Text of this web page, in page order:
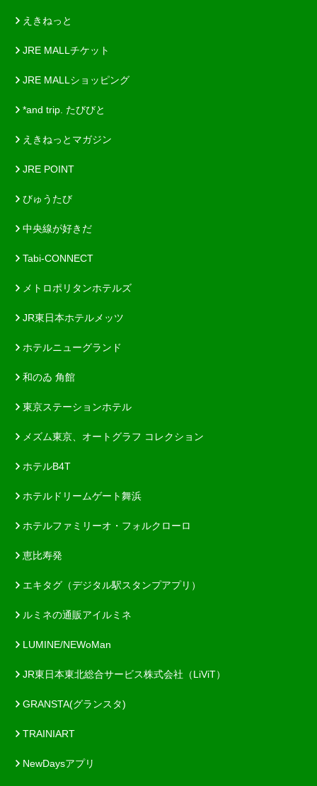
えきねっと
JRE MALLチケット
JRE MALLショッピング
*and trip. たびびと
えきねっとマガジン
JRE POINT
びゅうたび
中央線が好きだ
Tabi-CONNECT
メトロポリタンホテルズ
JR東日本ホテルメッツ
ホテルニューグランド
和のゐ 角館
東京ステーションホテル
メズム東京、オートグラフ コレクション
ホテルB4T
ホテルドリームゲート舞浜
ホテルファミリーオ・フォルクローロ
恵比寿発
エキタグ（デジタル駅スタンプアプリ）
ルミネの通販アイルミネ
LUMINE/NEWoMan
JR東日本東北総合サービス株式会社（LiViT）
GRANSTA(グランスタ)
TRAINIART
NewDaysアプリ